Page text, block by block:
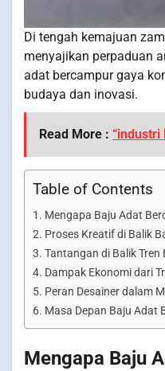
Di tengah kemajuan
menyajikan perpaduan
adat bercampur gaya
budaya dan inovasi.
Read More : “industri
Table of Contents
Mengapa Baju Adat
Proses Kreatif di Balik
Tantangan di Balik
Dampak Ekonomi dari
Peran Desainer dalam
Masa Depan Baju Adat
Mengapa Baju